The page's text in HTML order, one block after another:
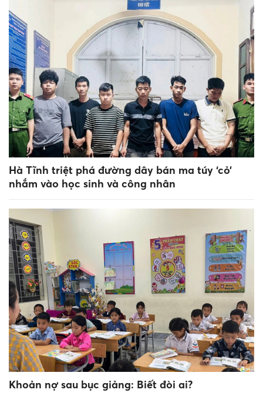
Hà Tĩnh triệt phá đường dây bán ma túy ‘cỏ’
nhắm vào học sinh và công nhân
Khoản nợ sau bục giảng: Biết đòi ai?